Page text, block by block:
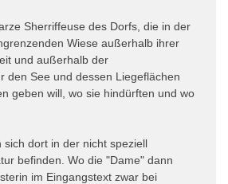
Sherriffeuse des Dorfs, die in der
Wiese außerhalb ihrer
und außerhalb der
den See und dessen Liegeflächen
geben will, wo sie hindürften und wo
sich dort in der nicht speziell
befinden. Wo die "Dame" dann
im Eingangstext zwar bei